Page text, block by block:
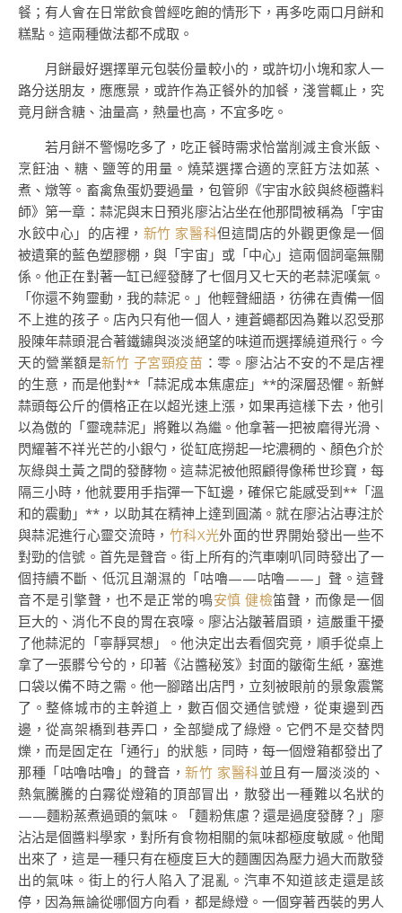
餐；有人會在日常飲食曾經吃飽的情形下，再多吃兩口月餅和
糕點。這兩種做法都不成取。
月餅最好選擇單元包裝份量較小的，或許切小塊和家人一
路分送朋友，應應景，或許作為正餐外的加餐，淺嘗輒止，究
竟月餅含糖、油量高，熱量也高，不宜多吃。
若月餅不警惕吃多了，吃正餐時需求恰當削減主食米飯、
烹飪油、糖、鹽等的用量。燒菜選擇合適的烹飪方法如蒸、
煮、燉等。畜禽魚蛋奶要過量，包管卵《宇宙水餃與終極醬料
師》第一章：蒜泥與末日預兆廖沾沾坐在他那間被稱為「宇宙
水餃中心」的店裡， 新竹 家醫科但這間店的外觀更像是一個
被遺棄的藍色塑膠棚，與「宇宙」或「中心」這兩個詞毫無關
係。他正在對著一缸已經發酵了七個月又七天的老蒜泥嘆氣。
「你還不夠靈動，我的蒜泥。」他輕聲細語，彷彿在責備一個
不上進的孩子。店內只有他一個人，連蒼蠅都因為難以忍受那
股陳年蒜頭混合著鐵鏽與淡淡絕望的味道而選擇繞道飛行。今
天的營業額是新竹 子宮頸疫苗 ：零。廖沾沾不安的不是店裡
的生意，而是他對**「蒜泥成本焦慮症」**的深層恐懼。新鮮
蒜頭每公斤的價格正在以超光速上漲，如果再這樣下去，他引
以為傲的「靈魂蒜泥」將難以為繼。他拿著一把被磨得光滑、
閃耀著不祥光芒的小銀勺，從缸底撈起一坨濃稠的、顏色介於
灰綠與土黃之間的發酵物。這蒜泥被他照顧得像稀世珍寶，每
隔三小時，他就要用手指彈一下缸邊，確保它能感受到**「溫
和的震動」**，以助其在精神上達到圓滿。就在廖沾沾專注於
與蒜泥進行心靈交流時， 竹科X光外面的世界開始發出一些不
對勁的信號。首先是聲音。街上所有的汽車喇叭同時發出了一
個持續不斷、低沉且潮濕的「咕嚕——咕嚕——」聲。這聲
音不是引擎聲，也不是正常的鳴安慎 健檢笛聲，而像是一個
巨大的、消化不良的胃在哀嚎。廖沾沾皺著眉頭，這嚴重干擾
了他蒜泥的「寧靜冥想」。他決定出去看個究竟，順手從桌上
拿了一張髒兮兮的，印著《沾醬秘笈》封面的皺衛生紙，塞進
口袋以備不時之需。他一腳踏出店門，立刻被眼前的景象震驚
了。整條城市的主幹道上，數百個交通信號燈，從東邊到西
邊，從高架橋到巷弄口，全部變成了綠燈。它們不是交替閃
爍，而是固定在「通行」的狀態，同時，每一個燈箱都發出了
那種「咕嚕咕嚕」的聲音，新竹 家醫科並且有一層淡淡的、
熱氣騰騰的白霧從燈箱的頂部冒出，散發出一種難以名狀的
——麵粉蒸煮過頭的氣味。「麵粉焦慮？還是過度發酵？」廖
沾沾是個醬料學家，對所有食物相關的氣味都極度敏感。他聞
出來了，這是一種只有在極度巨大的麵團因為壓力過大而散發
出的氣味。街上的行人陷入了混亂。汽車不知道該走還是該
停，因為無論從哪個方向看，都是綠燈。一個穿著西裝的男人